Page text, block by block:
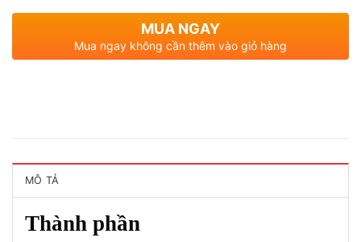
MUA NGAY
Mua ngay không cần thêm vào giỏ hàng
MÔ TẢ
Thành phần